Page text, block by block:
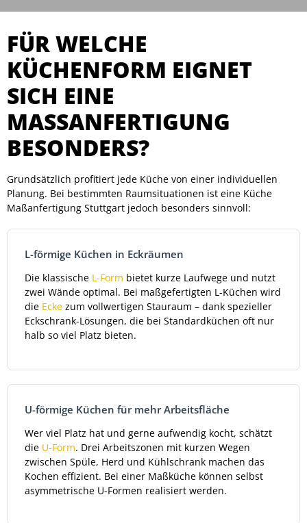
FÜR WELCHE
KÜCHENFORM EIGNET
SICH EINE
MASSANFERTIGUNG B
ESONDERS?
Grundsätzlich profitiert jede Küche von einer individuellen
Planung. Bei bestimmten Raumsituationen ist eine Küche
Maßanfertigung Stuttgart jedoch besonders sinnvoll:
L-förmige Küchen in Eckräumen
Die klassische L-Form bietet kurze Laufwege und nutzt
zwei Wände optimal. Bei maßgefertigten L-Küchen wird
die Ecke zum vollwertigen Stauraum – dank spezieller
Eckschrank-Lösungen, die bei Standardküchen oft nur
halb so viel Platz bieten.
U-förmige Küchen für mehr Arbeitsfläche
Wer viel Platz hat und gerne aufwendig kocht, schätzt
die U-Form. Drei Arbeitszonen mit kurzen Wegen
zwischen Spüle, Herd und Kühlschrank machen das
Kochen effizient. Bei einer Maßküche können selbst
asymmetrische U-Formen realisiert werden.